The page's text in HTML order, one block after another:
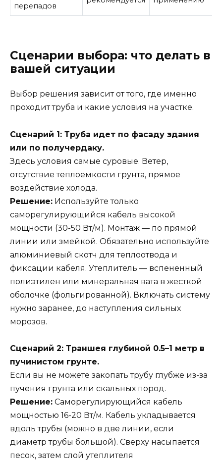
перепадов
Сценарии выбора: что делать в
вашей ситуации
Выбор решения зависит от того, где именно
проходит труба и какие условия на участке.
Сценарий 1: Труба идет по фасаду здания
или по получердаку.
Здесь условия самые суровые. Ветер,
отсутствие теплоемкости грунта, прямое
воздействие холода.
Решение: Используйте только
саморегулирующийся кабель высокой
мощности (30-50 Вт/м). Монтаж — по прямой
линии или змейкой. Обязательно используйте
алюминиевый скотч для теплоотвода и
фиксации кабеля. Утеплитель — вспененный
полиэтилен или минеральная вата в жесткой
оболочке (фольгированной). Включать систему
нужно заранее, до наступления сильных
морозов.
Сценарий 2: Траншея глубиной 0.5–1 метр в
пучинистом грунте.
Если вы не можете закопать трубу глубже из-за
пучения грунта или скальных пород.
Решение: Саморегулирующийся кабель
мощностью 16-20 Вт/м. Кабель укладывается
вдоль трубы (можно в две линии, если
диаметр трубы большой). Сверху насыпается
песок, затем слой утеплителя